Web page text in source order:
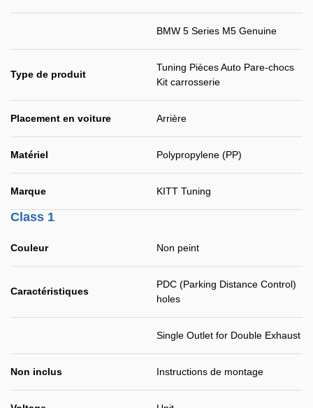
BMW 5 Series M5 Genuine
Type de produit
Tuning Pièces Auto Pare-chocs
Kit carrosserie
Placement en voiture Arrière
Matériel Polypropylene (PP)
Marque KITT Tuning
Class 1
Couleur Non peint
Caractéristiques
PDC (Parking Distance Control)
holes
Single Outlet for Double Exhaust
Non inclus Instructions de montage